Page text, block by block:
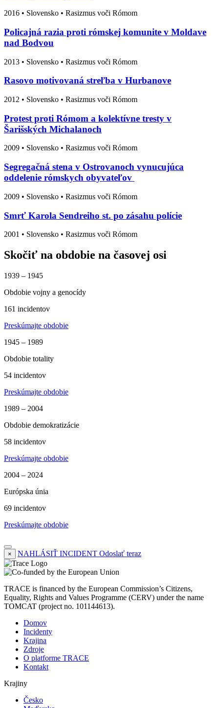
2016 • Slovensko • Rasizmus voči Rómom
Policajná razia proti rómskej komunite v Moldave
nad Bodvou
2013 • Slovensko • Rasizmus voči Rómom
Rasovo motivovaná streľba v Hurbanove
2012 • Slovensko • Rasizmus voči Rómom
Protest proti Rómom a kolektívne tresty v
Šarišských Michalanoch
2009 • Slovensko • Rasizmus voči Rómom
Segregačná stena v Ostrovanoch vynucujúca
oddelenie rómskych obyvateľov
2009 • Slovensko • Rasizmus voči Rómom
Smrť Karola Sendreiho st. po zásahu polície
2001 • Slovensko • Rasizmus voči Rómom
Skočiť na obdobie na časovej osi
1939 – 1945
Obdobie vojny a genocídy
161 incidentov
Preskúmajte obdobie
1945 – 1989
Obdobie totality
54 incidentov
Preskúmajte obdobie
1989 – 2004
Obdobie demokratizácie
58 incidentov
Preskúmajte obdobie
2004 – 2024
Európska únia
69 incidentov
Preskúmajte obdobie
× NAHLÁSIŤ INCIDENT Odoslať teraz
TRACE is financed by the European Commission’s Citizens,
Equality, Rights and Values Programme (CERV) under the name
TOMCAT (project no. 101144613).
Domov
Incidenty
Krajina
Zdroje
O platforme TRACE
Kontakt
Krajiny
Česko